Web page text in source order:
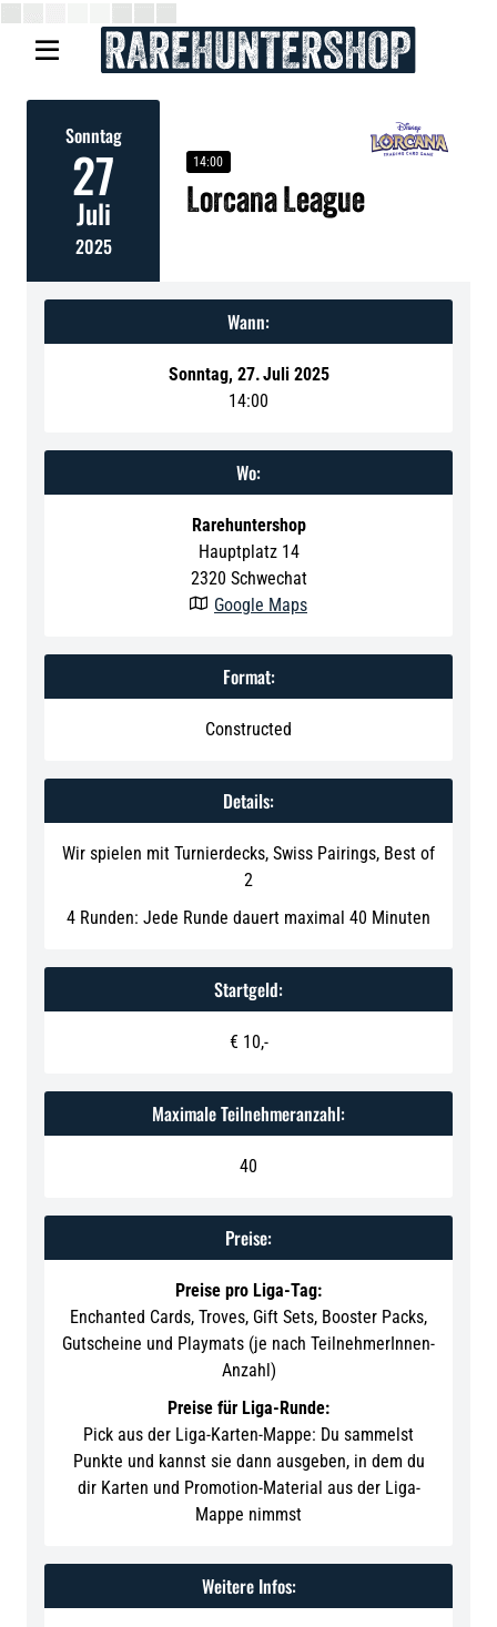

Sonntag
27
Juli
2025
14:00
Lorcana League
Wann:
Sonntag, 27.Juli 2025
14:00
Wo:
Rarehuntershop
Hauptplatz 14
2320 Schwechat
 Google Maps
Format:
Constructed
Details:
Wir spielen mit Turnierdecks, Swiss Pairings, Best of
2
4 Runden: Jede Runde dauert maximal 40 Minuten
Startgeld:
€ 10,-
Maximale Teilnehmeranzahl:
40
Preise:
Preise pro Liga-Tag:
Enchanted Cards, Troves, Gift Sets, Booster Packs,
Gutscheine und Playmats (je nach TeilnehmerInnen-
Anzahl)
Preise für Liga-Runde:
Pick aus der Liga-Karten-Mappe: Du sammelst
Punkte und kannst sie dann ausgeben, in dem du
dir Karten und Promotion-Material aus der Liga-
Mappe nimmst
Weitere Infos: